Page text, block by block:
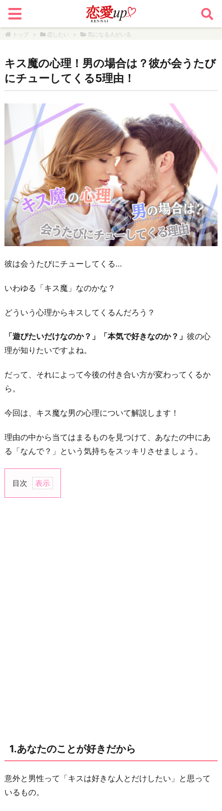
トップ > 恋したい > 気になる人がいる
キス魔の心理！男の場合は？彼が会うたび
にチューしてくる5理由！
彼は会うたびにチューしてくる…
いわゆる「キス魔」なのかな？
どういう心理からキスしてくるんだろう？
「遊びたいだけなのか？」「本気で好きなのか？」 彼の心
理が知りたいですよね。
だって、それによって今後の付き合い方が変わってくるか
ら。
今回は、キス魔な男の心理について解説します！
理由の中から当てはまるものを見つけて、あなたの中にあ
る「なんで？」という気持ちをスッキリさせましょう。
目次
1.
え
ん
坊
キ
1.あなたのことが好きだから
意外と男性って「キスは好きな人とだけしたい」と思って
いるもの。